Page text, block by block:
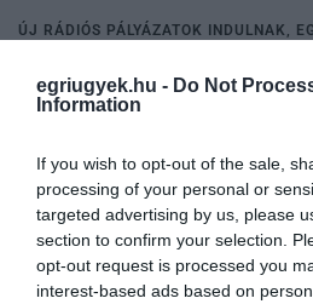
egriugyek.hu - Do Not
Information
If you wish to opt-out of the sale,
processing of your personal or
targeted advertising by us, please
section to confirm your selection.
opt-out request is processed you
interest-based ads based on
ÚJ RÁDIÓS PÁLYÁZATOK INDULNAK,
A Médiatanács e heti ülésén nyertest
pályázati felhívásának tervezetét,
televíziós sz...
MÉSZÁROS LŐRINC RÉGI BIZALMASA
TULAJDONOSA
2021. április 27 |
Mindenki ügye